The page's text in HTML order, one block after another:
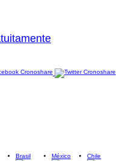
Brasil México Chile